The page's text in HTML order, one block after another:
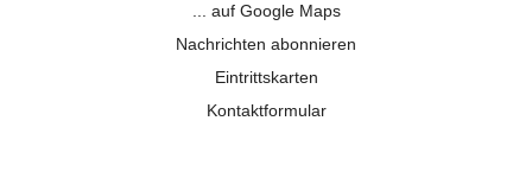
... auf Google Maps
Nachrichten abonnieren
Eintrittskarten
Kontaktformular